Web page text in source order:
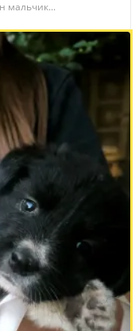
мальчик...